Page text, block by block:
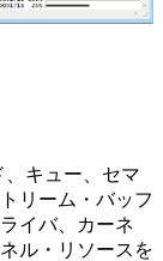
キュー、セマ
リーム・バッフ
イバ、カーネ
ル・リソースを